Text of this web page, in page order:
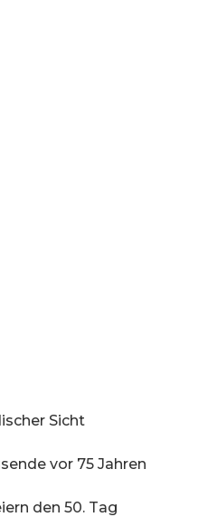
Sicht
vor 75 Jahren
den 50. Tag